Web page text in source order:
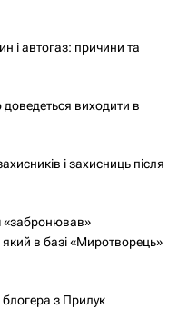
і автогаз: причини та
виходити в
і захисниць після
«забронював»
в базі «Миротворець»
блогера з Прилук